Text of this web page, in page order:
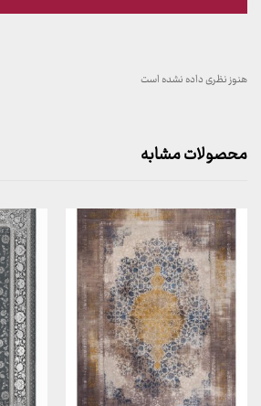
هنوز نظری داده نشده است
محصولات مشابه